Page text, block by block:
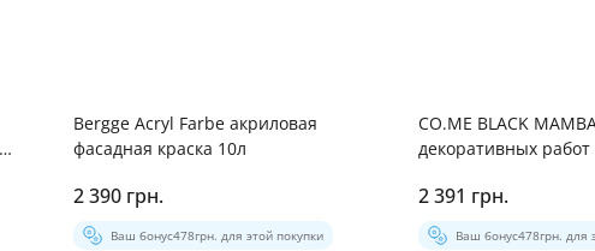
​Bergge Acryl Farbe акриловая
фасадная краска 10л
2 390 грн.
Ваш бонус478грн. для этой покупки
CO.ME BLACK
декоративных
2 391 грн.
Ваш бонус478грн. для